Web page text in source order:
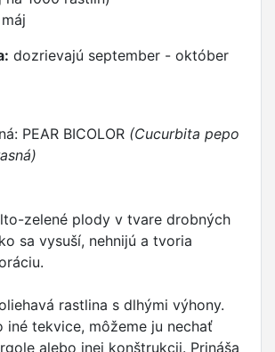
dozrievajú september - október
PEAR BICOLOR (Cucurbita pepo
zelené plody v tvare drobných
sa vysuší, nehnijú a tvoria
rastlina s dlhými výhony.
iné tekvice, môžeme ju nechať
alebo inej konštrukcii. Prináša